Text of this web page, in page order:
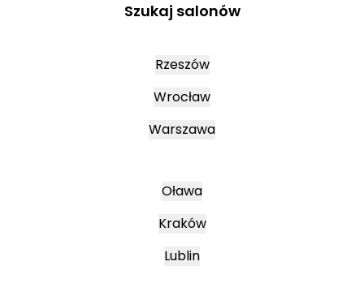
Szukaj salonów
Rzeszów
Wrocław
Warszawa
Oława
Kraków
Lublin